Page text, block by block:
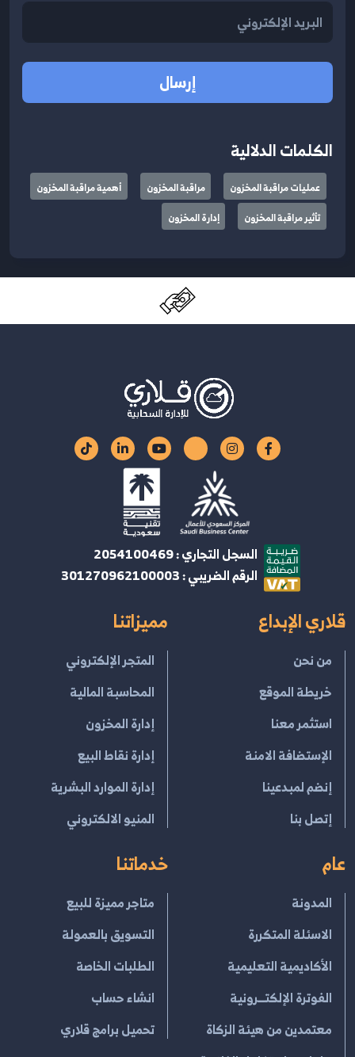
إرسال
الكلمات الدلالية
عمليات مراقبة المخزون مراقبة المخزون
أهمية مراقبة المخزون
تأثير مراقبة المخزون
إدارة المخزون
السجل التجاري : 2054100469
الرقم الضريبي : 301270962100003
قلاري الإبداع
من نحن
خريطة الموقع
استثمر معنا
الإستضافة الامنة
إنضم لمبدعينا
إتصل بنا
مميزاتنا
المتجر الإلكتروني
المحاسبة المالية
إدارة المخزون
إدارة نقاط البيع
إدارة الموارد البشرية
المنيو الالكتروني
عام
المدونة
الاسئلة المتكررة
الأكاديمية التعليمية
الفوترة الإلكتــرونية
معتمدين من هيئة الزكاة
خدماتنا
متاجر مميزة للبيع
التسويق بالعمولة
الطلبات الخاصة
انشاء حساب
تحميل برامج قلاري